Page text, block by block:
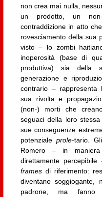
non crea mai nulla,
un prodotto, un
contraddizione in atto
rovesciamento della sua
visto – lo zombi
inoperosità (base di
produttiva) sia della
generazione e
contrario – rappresenta
sua rivolta e
(non-) morti che
seguaci della loro
sue conseguenze
potenziale prole-tario.
Romero – in
direttamente
framesdi riferimento:
diventano
padrone, ma